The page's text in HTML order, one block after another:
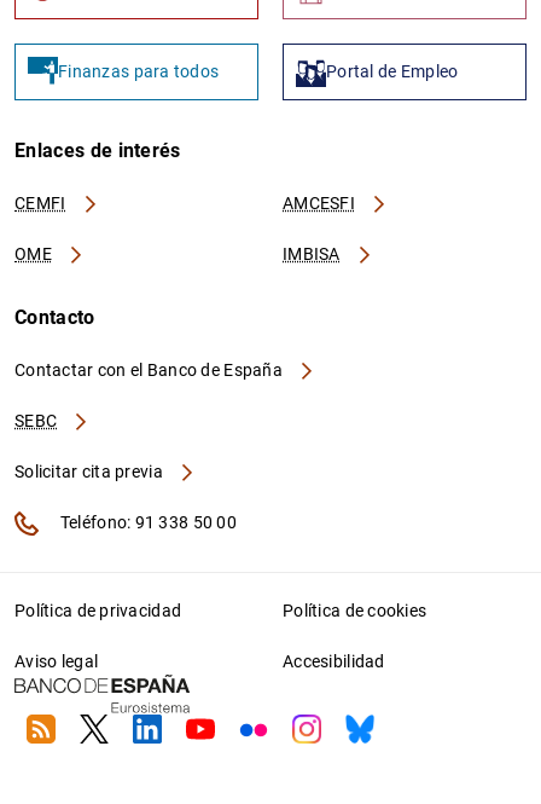
Finanzas para todos Portal de Empleo
Enlaces de interés
CEMFI AMCESFI
OME IMBISA
Contacto
Contactar con el Banco de España
SEBC
Solicitar cita previa
Teléfono: 91 338 50 00
Política de privacidad Política de cookies
Aviso legal Accesibilidad
RSS TwitterLinkedin
YoutubeFlickrInstagram
Bluesky